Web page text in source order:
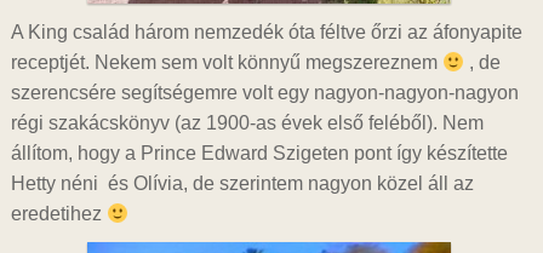
A King család három nemzedék óta féltve őrzi az áfonyapite
receptjét. Nekem sem volt könnyű megszereznem
, de
szerencsére segítségemre volt egy nagyon-nagyon-nagyon
régi szakácskönyv (az 1900-as évek első feléből). Nem
állítom, hogy a Prince Edward Szigeten pont így készítette
Hetty néni és Olívia, de szerintem nagyon közel áll az
eredetihez